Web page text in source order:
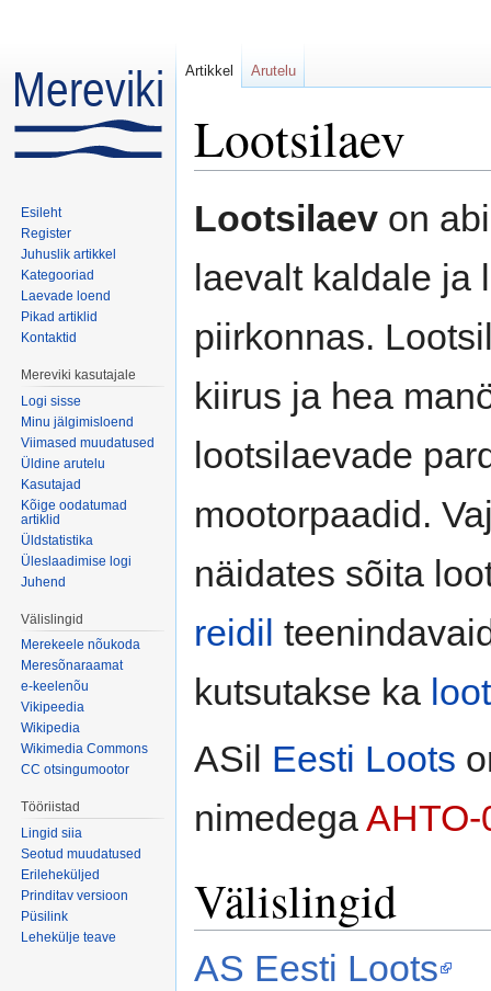
Lootsilaev
Lootsilaev on
laevalt kaldale ja
piirkonnas.
kiirus ja hea
lootsilaevade
mootorpaadid.
näidates sõita
reidil
kutsutakse ka
ASil Eesti Loots
nimedegaAHTO-
Välislingid
AS Eesti Loots
Artikkel Arutelu
Esileht
Register
Juhuslik artikkel
Kategooriad
Laevade loend
Pikad artiklid
Kontaktid
Mereviki kasutajale
Logi sisse
Minu jälgimisloend
Viimased muudatused
Üldine arutelu
Kasutajad
Kõige oodatumad
artiklid
Üldstatistika
Üleslaadimise logi
Juhend
Välislingid
Merekeele nõukoda
Meresõnaraamat
e-keelenõu
Vikipeedia
Wikipedia
Wikimedia Commons
CC otsingumootor
Tööriistad
Lingid siia
Seotud muudatused
Erileheküljed
Prinditav versioon
Püsilink
Lehekülje teave